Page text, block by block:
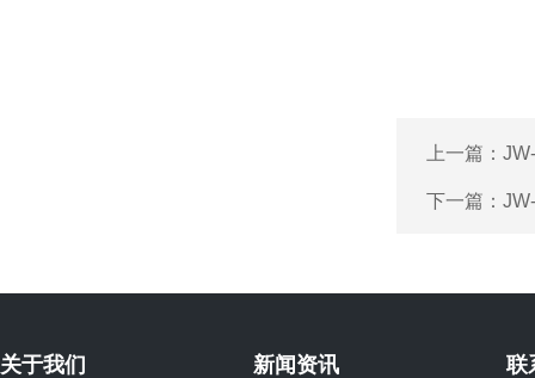
上一篇：
下一篇：
关于我们 新闻资讯 联